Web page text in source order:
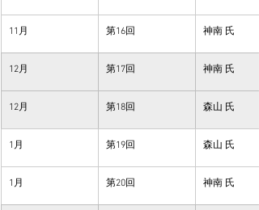
11月 第16回 神南 氏
12月 第17回 神南 氏
12月 第18回 森山 氏
1月 第19回 森山 氏
1月 第20回 神南 氏